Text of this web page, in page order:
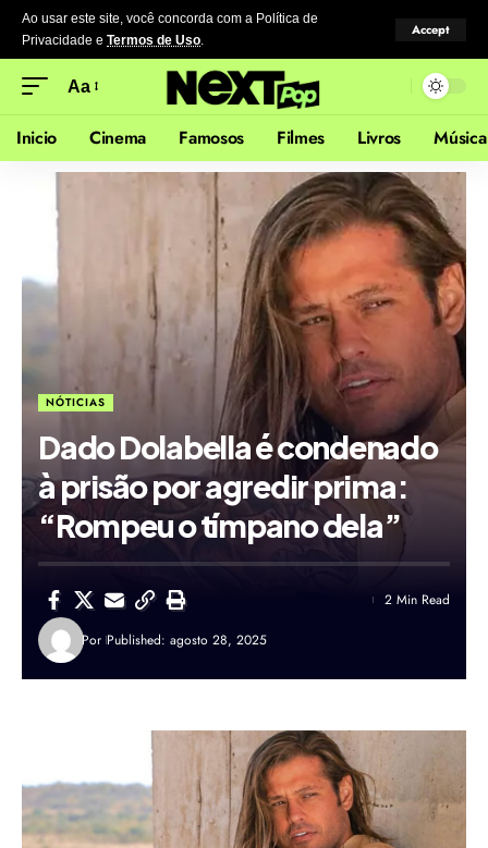
Ao usar este site, você concorda com a Política de
Privacidade e Termos de Uso.
Accept
Aa
Inicio Cinema Famosos Filmes Livros Música
NÓTICIAS
Dado Dolabella é condenado
à prisão por agredir prima:
“Rompeu o tímpano dela”
Por Published: agosto 28, 2025
2 Min Read